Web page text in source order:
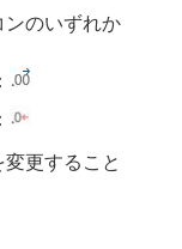
のいずれか
更すること